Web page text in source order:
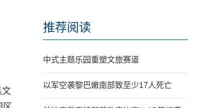
文
推荐阅读
中式主题乐园重塑文旅赛道
以军空袭黎巴嫩南部致至少17人死亡